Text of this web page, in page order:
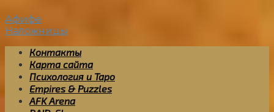
Афифе
Наложницы
Контакты
Карта сайта
Психология и Таро
Empires & Puzzles
AFK Arena